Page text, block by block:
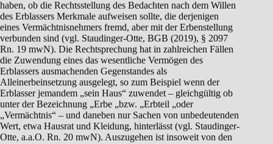
haben, ob die Rechtsstellung des Bedachten nach dem Willen
des Erblassers Merkmale aufweisen sollte, die derjenigen
eines Vermächtnisnehmers fremd, aber mit der Erbenstellung
verbunden sind (vgl. Staudinger-Otte, BGB (2019), § 2097
Rn. 19 mwN). Die Rechtsprechung hat in zahlreichen Fällen
die Zuwendung eines das wesentliche Vermögen des
Erblassers ausmachenden Gegenstandes als
Alleinerbeinsetzung ausgelegt, so zum Beispiel wenn der
Erblasser jemandem „sein Haus“ zuwendet – gleichgültig ob
unter der Bezeichnung „Erbe „bzw. „Erbteil „oder
„Vermächtnis“ – und daneben nur Sachen von unbedeutenden
Wert, etwa Hausrat und Kleidung, hinterlässt (vgl. Staudinger-
Otte, a.a.O. Rn. 20 mwN). Auszugehen ist insoweit von den